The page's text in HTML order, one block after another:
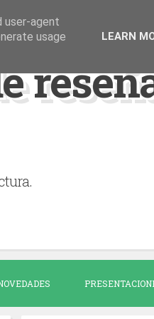
user-agent
usage
LEARN